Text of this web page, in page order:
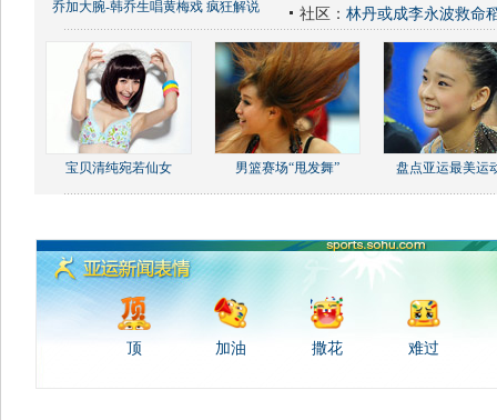
乔加大腕-韩乔生唱黄梅戏 疯狂解说 社区： 林丹或成李永波救命
宝贝清纯宛若仙女 男篮赛场“甩发舞” 盘点亚运最美运
顶 加油 撒花 难过